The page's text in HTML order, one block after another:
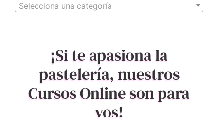
Selecciona una categoría
¡Si te apasiona la
pastelería, nuestros
Cursos Online son para
vos!